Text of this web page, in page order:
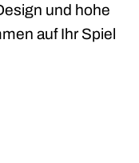
und hohe
auf Ihr Spiel